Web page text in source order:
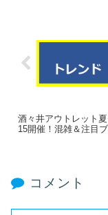
酒々井アウトレット
15開催！混雑＆注目
コメント